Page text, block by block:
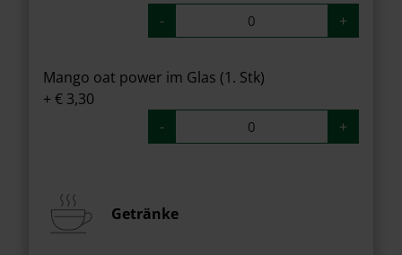
-
+
Mango oat power im Glas (1. Stk)
+ € 3,30
-
+
Getränke